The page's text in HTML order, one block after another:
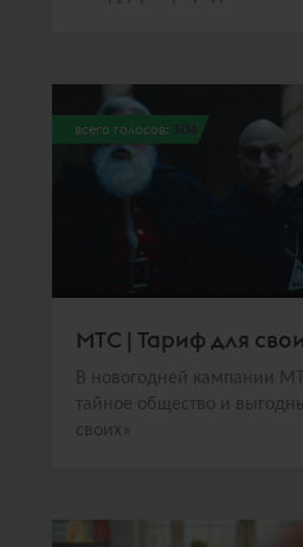
всего голосов: 306
МТС | Тариф для
В новогодней кампании
тайное общество и
своих»